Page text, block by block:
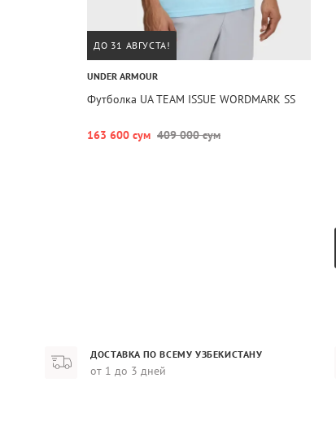
ДО 31 АВГУСТА!
UNDER ARMOUR
Футболка UA TEAM ISSUE WORDMARK SS
163 600 сум 409 000 сум
ДОСТАВКА ПО ВСЕМУ УЗБЕКИСТАНУ
от 1 до 3 дней